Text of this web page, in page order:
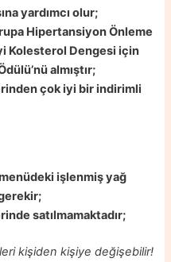
yardımcı olur;
Hipertansiyon Önleme
Kolesterol Dengesi için
almıştır;
çok iyi bir indirimli
işlenmiş yağ
satılmamaktadır;
kişiden kişiye değişebilir!